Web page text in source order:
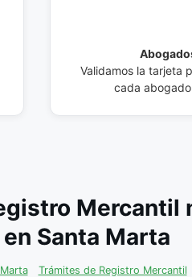
Validamos la tarjeta
cada
Mercantil
Santa Marta
Trámites de Registro Mercantil